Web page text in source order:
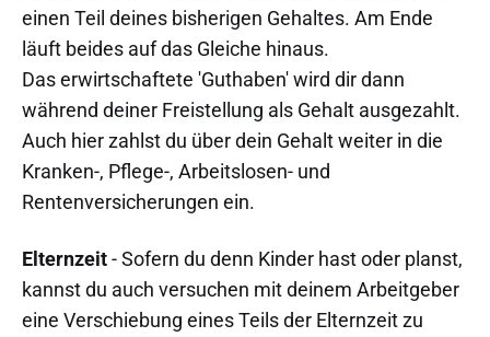
einen Teil deines bisherigen Gehaltes. Am Ende
läuft beides auf das Gleiche hinaus.
Das erwirtschaftete 'Guthaben' wird dir dann
während deiner Freistellung als Gehalt ausgezahlt.
Auch hier zahlst du über dein Gehalt weiter in die
Kranken-, Pflege-, Arbeitslosen- und
Rentenversicherungen ein.
Elternzeit- Sofern du denn Kinder hast oder planst,
kannst du auch versuchen mit deinem Arbeitgeber
eine Verschiebung eines Teils der Elternzeit zu